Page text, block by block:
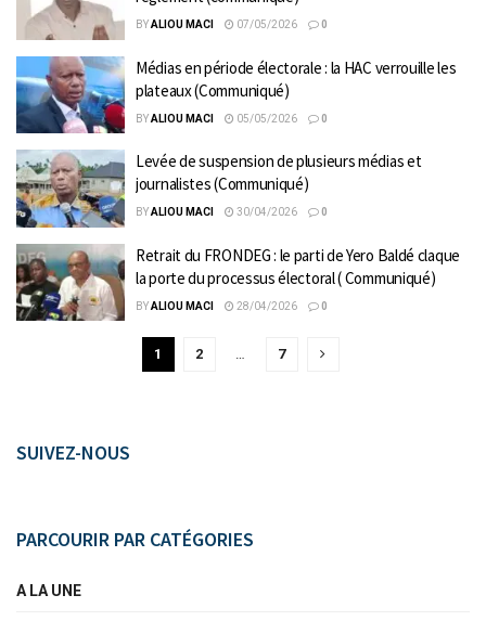
BYALIOU MACI 07/05/2026 0
Médias en période électorale : la HAC verrouille les
plateaux (Communiqué)
BYALIOU MACI 05/05/2026 0
Levée de suspension de plusieurs médias et
journalistes (Communiqué)
BYALIOU MACI 30/04/2026 0
Retrait du FRONDEG : le parti de Yero Baldé claque
la porte du processus électoral ( Communiqué)
BYALIOU MACI 28/04/2026 0
1 2 … 7
SUIVEZ-NOUS
PARCOURIR PAR CATÉGORIES
A LA UNE